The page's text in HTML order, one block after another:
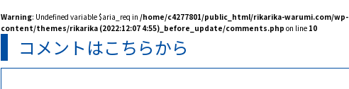
Warning: Undefined variable $aria_req in /home/c4277801/public_html/rikarika-warumi.com/wp-
content/themes/rikarika (2022:12:07 4:55)_before_update/comments.php on line 10
コメントはこちらから